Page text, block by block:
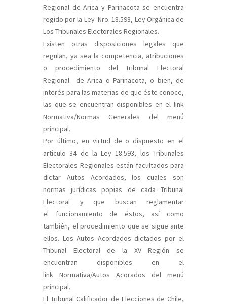
Regional de Arica y Parinacota se encuentra
regido por la Ley Nro. 18.593, Ley Orgánica de
Los Tribunales Electorales Regionales.
Existen otras disposiciones legales que
regulan, ya sea la competencia, atribuciones
o procedimiento del Tribunal Electoral
Regional de Arica o Parinacota, o bien, de
interés para las materias de que éste conoce,
las que se encuentran disponibles en el link
Normativa/Normas Generales del menú
principal.
Por último, en virtud de o dispuesto en el
artículo 34 de la Ley 18.593, los Tribunales
Electorales Regionales están facultados para
dictar Autos Acordados, los cuales son
normas jurídicas popias de cada Tribunal
Electoral y que buscan reglamentar
el funcionamiento de éstos, así como
también, el procedimiento que se sigue ante
ellos. Los Autos Acordados dictados por el
Tribunal Electoral de la XV Región se
encuentran disponibles en el
link Normativa/Autos Acorados del menú
principal.
El Tribunal Calificador de Elecciones de Chile,